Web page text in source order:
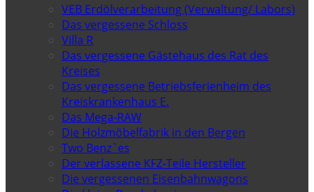
VEB Erdölverarbeitung (Verwaltung/ Labors)
Das vergessene Schloss
Villa R
Das vergessene Gästehaus des Rat des
Kreises
Das vergessene Betriebsferienheim des
Kreiskrankenhaus E.
Das Mega-RAW
Die Holzmöbelfabrik in den Bergen
Two Benz`es
Der verlassene KFZ-Teile Hersteller
Die vergessenen Eisenbahnwagons